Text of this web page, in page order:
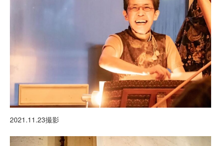
2021.11.23撮影